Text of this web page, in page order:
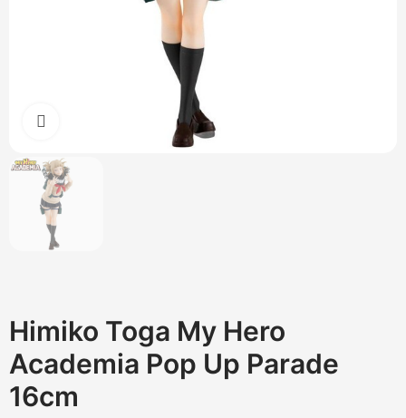
Cliquez pour agrandir
Himiko Toga My Hero
Academia Pop Up Parade
16cm